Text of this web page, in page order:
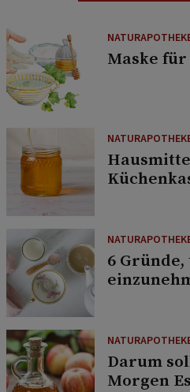
Maske
6
Darum
Morgen